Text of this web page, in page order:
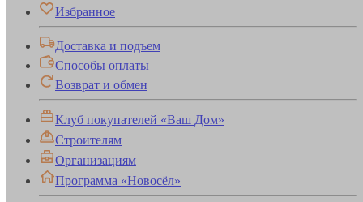
Избранное
Доставка и подъем
Способы оплаты
Возврат и обмен
Клуб покупателей «Ваш Дом»
Строителям
Организациям
Программа «Новосёл»